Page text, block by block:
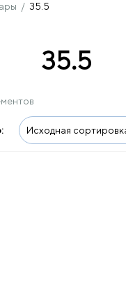
/ 35.5
35.5